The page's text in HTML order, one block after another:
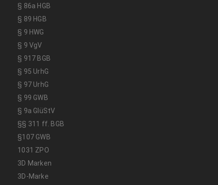
§ 86a HGB
§ 89 HGB
§ 9 HWG
§ 9 VgV
§ 917 BGB
§ 95 UrhG
§ 97 UrhG
§ 99 GWB
§ 9a GlüStV
§§ 311 ff. BGB
§107 GWB
1031 ZPO
3D Marken
3D-Marke